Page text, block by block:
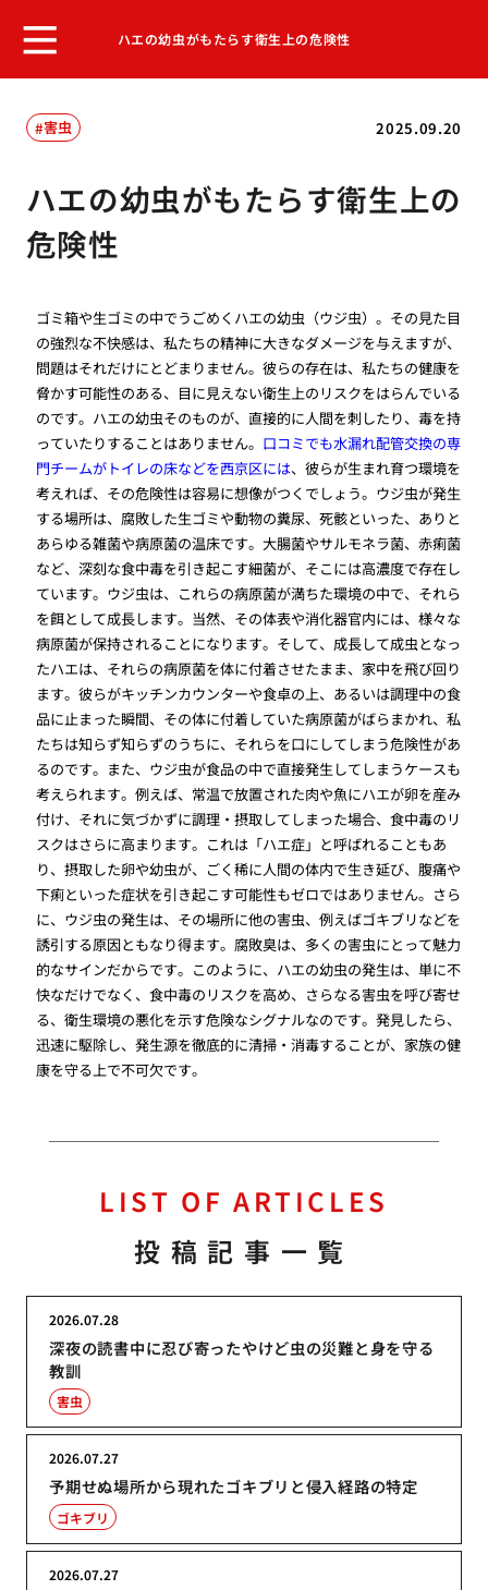
ハエの幼虫がもたらす衛生上の危険性
2025.09.20
害虫
ハエの幼虫がもたらす衛生上の
危険性
ゴミ箱や生ゴミの中でうごめくハエの幼虫（ウジ虫）。その見た目
の強烈な不快感は、私たちの精神に大きなダメージを与えますが、
問題はそれだけにとどまりません。彼らの存在は、私たちの健康を
脅かす可能性のある、目に見えない衛生上のリスクをはらんでいる
のです。ハエの幼虫そのものが、直接的に人間を刺したり、毒を持
っていたりすることはありません。 口コミでも水漏れ配管交換の専
門チームがトイレの床などを西京区には、彼らが生まれ育つ環境を
考えれば、その危険性は容易に想像がつくでしょう。ウジ虫が発生
する場所は、腐敗した生ゴミや動物の糞尿、死骸といった、ありと
あらゆる雑菌や病原菌の温床です。大腸菌やサルモネラ菌、赤痢菌
など、深刻な食中毒を引き起こす細菌が、そこには高濃度で存在し
ています。ウジ虫は、これらの病原菌が満ちた環境の中で、それら
を餌として成長します。当然、その体表や消化器官内には、様々な
病原菌が保持されることになります。そして、成長して成虫となっ
たハエは、それらの病原菌を体に付着させたまま、家中を飛び回り
ます。彼らがキッチンカウンターや食卓の上、あるいは調理中の食
品に止まった瞬間、その体に付着していた病原菌がばらまかれ、私
たちは知らず知らずのうちに、それらを口にしてしまう危険性があ
るのです。また、ウジ虫が食品の中で直接発生してしまうケースも
考えられます。例えば、常温で放置された肉や魚にハエが卵を産み
付け、それに気づかずに調理・摂取してしまった場合、食中毒のリ
スクはさらに高まります。これは「ハエ症」と呼ばれることもあ
り、摂取した卵や幼虫が、ごく稀に人間の体内で生き延び、腹痛や
下痢といった症状を引き起こす可能性もゼロではありません。さら
に、ウジ虫の発生は、その場所に他の害虫、例えばゴキブリなどを
誘引する原因ともなり得ます。腐敗臭は、多くの害虫にとって魅力
的なサインだからです。このように、ハエの幼虫の発生は、単に不
快なだけでなく、食中毒のリスクを高め、さらなる害虫を呼び寄せ
る、衛生環境の悪化を示す危険なシグナルなのです。発見したら、
迅速に駆除し、発生源を徹底的に清掃・消毒することが、家族の健
康を守る上で不可欠です。
LIST OF ARTICLES
投稿記事一覧
深夜の読書中に忍び寄ったやけど虫の災難と身を守る
教訓
2026.07.28
害虫
予期せぬ場所から現れたゴキブリと侵入経路の特定
2026.07.27
ゴキブリ
2026.07.27